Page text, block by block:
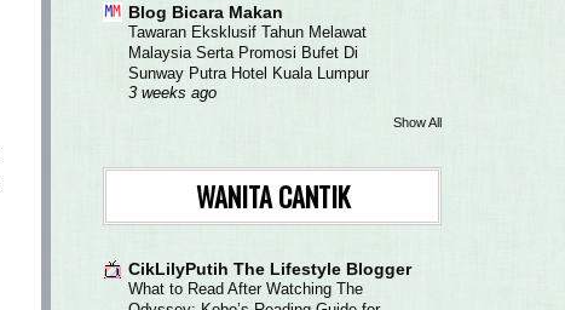
Blog Bicara Makan
Tawaran Eksklusif Tahun Melawat
Malaysia Serta Promosi Bufet Di
Sunway Putra Hotel Kuala Lumpur
3 weeks ago
Show All
WANITA CANTIK
CikLilyPutih The Lifestyle Blogger
What to Read After Watching The